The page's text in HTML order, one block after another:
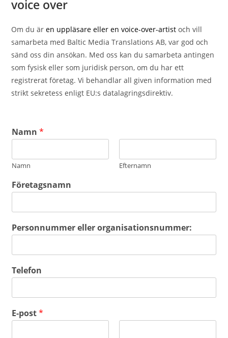
voice over
Om du ären uppläsare eller en voice-over-artist och vill
samarbeta med Baltic Media Translations AB, var god och
sänd oss din ansökan. Med oss kan du samarbeta antingen
som fysisk eller som juridisk person, om du har ett
registrerat företag. Vi behandlar all given information med
strikt sekretess enligt EU:s datalagringsdirektiv.
Namn*
Namn Efternamn
Företagsnamn
Personnummer eller organisationsnummer:
Telefon
E-post*